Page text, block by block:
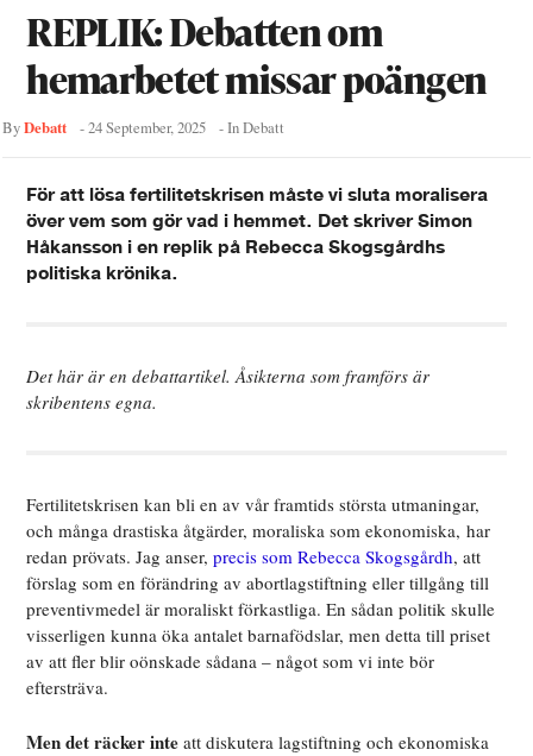
REPLIK: Debatten om
hemarbetet missar poängen
ByDebatt -24 September, 2025 - InDebatt
För att lösa fertilitetskrisen måste vi sluta moralisera
över vem som gör vad i hemmet. Det skriver Simon
Håkansson i en replik på Rebecca Skogsgårdhs
politiska krönika.
Det här är en debattartikel. Åsikterna som framförs är
skribentens egna.
Fertilitetskrisen kan bli en av vår framtids största utmaningar,
och många drastiska åtgärder, moraliska som ekonomiska, har
redan prövats. Jag anser,precis som Rebecca Skogsgårdh, att
förslag som en förändring av abortlagstiftning eller tillgång till
preventivmedel är moraliskt förkastliga. En sådan politik skulle
visserligen kunna öka antalet barnafödslar, men detta till priset
av att fler blir oönskade sådana – något som vi inte bör
eftersträva.
Men det räcker inte att diskutera lagstiftning och ekonomiska